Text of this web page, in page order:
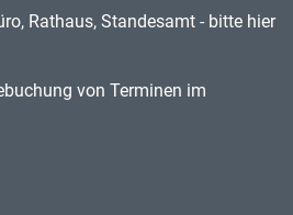
Rathaus, Standesamt - bitte hier
von Terminen im